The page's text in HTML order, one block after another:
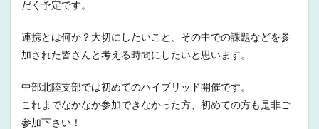
だく予定です。
連携とは何か？大切にしたいこと、その中での課題などを参
加された皆さんと考える時間にしたいと思います。
中部北陸支部では初めてのハイブリッド開催です。
これまでなかなか参加できなかった方、初めての方も是非ご
参加下さい！